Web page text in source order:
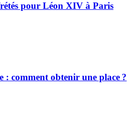
pour Léon XIV à Paris
: comment obtenir une place ?